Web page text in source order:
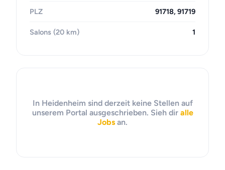
PLZ 91718, 91719
Salons (20 km) 1
In Heidenheim sind derzeit keine Stellen auf
unserem Portal ausgeschrieben. Sieh dir alle
Jobs an.